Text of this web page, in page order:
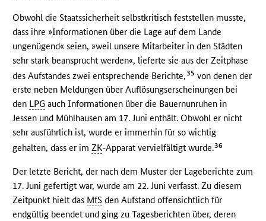
Obwohl die Staatssicherheit selbstkritisch feststellen musste,
dass ihre »Informationen über die Lage auf dem Lande
ungenügend« seien, »weil unsere Mitarbeiter in den Städten
sehr stark beansprucht werden«, lieferte sie aus der Zeitphase
des Aufstandes zwei entsprechende Berichte,35 von denen der
erste neben Meldungen über Auflösungserscheinungen bei
den LPG auch Informationen über die Bauernunruhen in
Jessen und Mühlhausen am 17. Juni enthält. Obwohl er nicht
sehr ausführlich ist, wurde er immerhin für so wichtig
gehalten, dass er imZK-Apparat vervielfältigt wurde.36
Der letzte Bericht, der nach dem Muster der Lageberichte zum
17. Juni gefertigt war, wurde am 22. Juni verfasst. Zu diesem
Zeitpunkt hielt das MfS den Aufstand offensichtlich für
endgültig beendet und ging zu Tagesberichten über, deren